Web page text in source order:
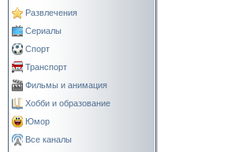
Развлечения
Сериалы
Спорт
Транспорт
Фильмы и анимация
Хобби и образование
Юмор
Все каналы